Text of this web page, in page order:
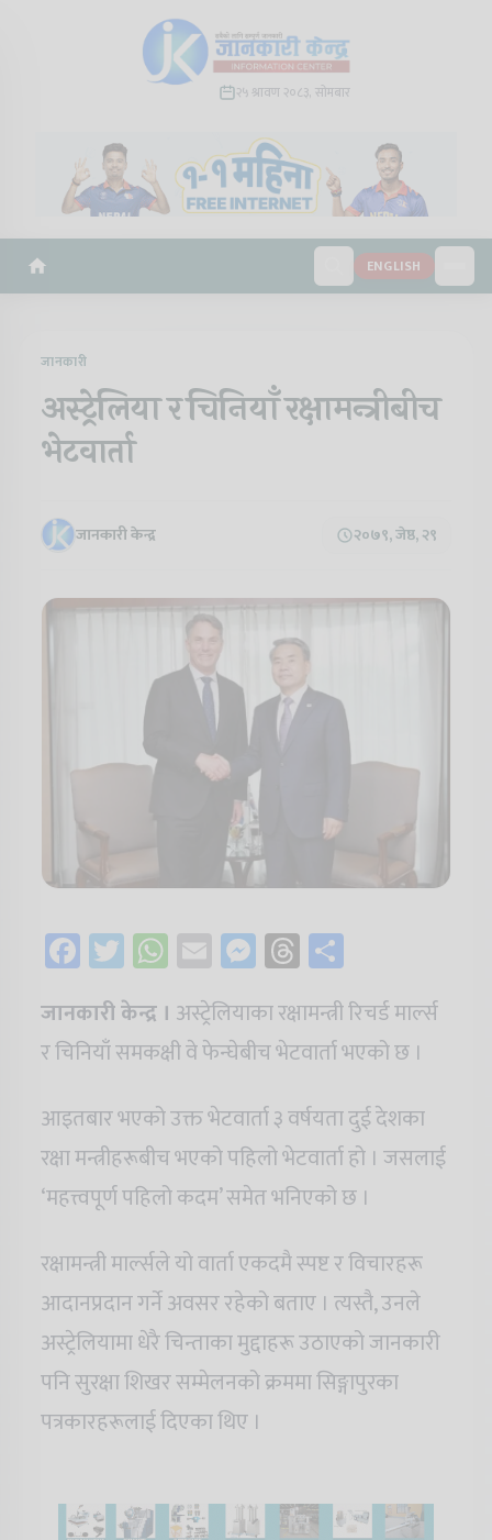
२५ श्रावण २०८३, सोमबार
ENGLISH
जानकारी
अस्ट्रेलिया र चिनियाँ रक्षामन्त्रीबीच
भेटवार्ता
जानकारी केन्द्र २०७९, जेष्ठ, २९
Facebook
Twitter
WhatsApp
EmailMessenger
Threads
जानकारी केन्द्र । अस्ट्रेलियाका रक्षामन्त्री रिचर्ड मार्ल्स
र चिनियाँ समकक्षी वे फेन्घेबीच भेटवार्ता भएको छ ।
आइतबार भएको उक्त भेटवार्ता ३ वर्षयता दुई देशका
रक्षा मन्त्रीहरूबीच भएको पहिलो भेटवार्ता हो । जसलाई
‘महत्त्वपूर्ण पहिलो कदम’ समेत भनिएको छ ।
रक्षामन्त्री मार्ल्सले यो वार्ता एकदमै स्पष्ट र विचारहरू
आदानप्रदान गर्ने अवसर रहेको बताए । त्यस्तै, उनले
अस्ट्रेलियामा धेरै चिन्ताका मुद्दाहरू उठाएको जानकारी
पनि सुरक्षा शिखर सम्मेलनको क्रममा सिङ्गापुरका
पत्रकारहरूलाई दिएका थिए ।